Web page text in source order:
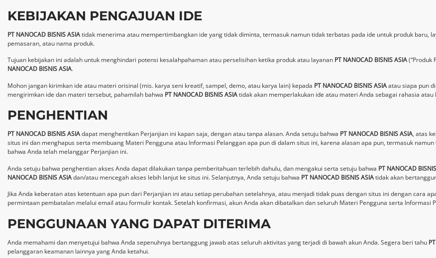
KEBIJAKAN PENGAJUAN IDE
PT NANOCAD BISNIS ASIAtidak menerima atau mempertimbangkan ide yang tidak diminta, termasuk namun tidak terbatas pada ide untuk produk baru,
pemasaran, atau nama produk.
Tujuan kebijakan ini adalah untuk menghindari potensi kesalahpahaman atau perselisihan ketika produk atau layanan PT NANOCAD BISNIS ASIA(“Produk
NANOCAD BISNIS ASIA.
Mohon jangan kirimkan ide atau materi orisinal (mis. karya seni kreatif, sampel, demo, atau karya lain) kepada PT NANOCAD BISNIS ASIAatau siapa pun di
mengirimkan ide dan materi tersebut, pahamilah bahwa PT NANOCAD BISNIS ASIAtidak akan memperlakukan ide atau materi Anda sebagai rahasia atau
PENGHENTIAN
PT NANOCAD BISNIS ASIAdapat menghentikan Perjanjian ini kapan saja, dengan atau tanpa alasan. Anda setuju bahwa PT NANOCAD BISNIS ASIA, atas
situs ini dan menghapus serta membuang Materi Pengguna atau Informasi Pelanggan apa pun di dalam situs ini, karena alasan apa pun, termasuk
bahwa Anda telah melanggar Perjanjian ini.
Anda setuju bahwa penghentian akses Anda dapat dilakukan tanpa pemberitahuan terlebih dahulu, dan mengakui serta setuju bahwa PT NANOCAD
NANOCAD BISNIS ASIAdan/atau mencegah akses lebih lanjut ke situs ini. Selanjutnya, Anda setuju bahwa PT NANOCAD BISNIS ASIAtidak akan
Jika Anda keberatan atas ketentuan apa pun dari Perjanjian ini atau setiap perubahan setelahnya, atau menjadi tidak puas dengan situs ini dengan cara
permintaan pembatalan melalui email atau formulir kontak. Setelah konfirmasi, akun Anda akan dibatalkan dan seluruh Materi Pengguna serta Informasi
PENGGUNAAN YANG DAPAT DITERIMA
Anda memahami dan menyetujui bahwa Anda sepenuhnya bertanggung jawab atas seluruh aktivitas yang terjadi di bawah akun Anda. Segera beri tahu
pelanggaran keamanan lainnya yang Anda ketahui.